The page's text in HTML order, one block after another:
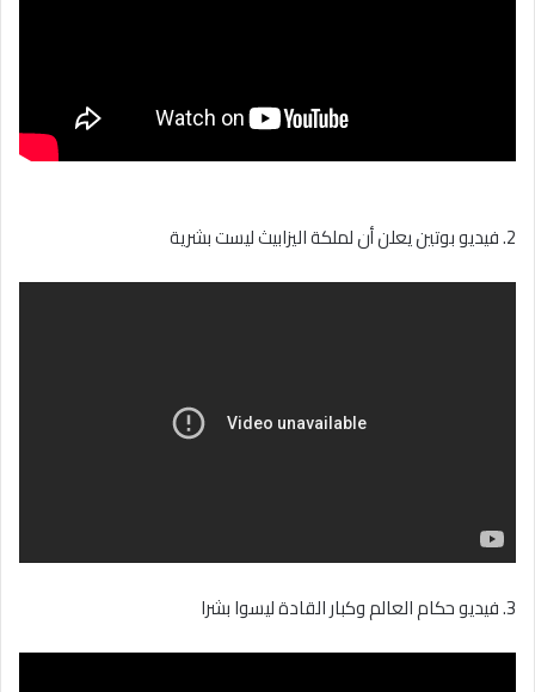
2. فيديو بوتين يعلن أن لملكة اليزابيث ليست بشرية
3. فيديو حكام العالم وكبار القادة ليسوا بشرا